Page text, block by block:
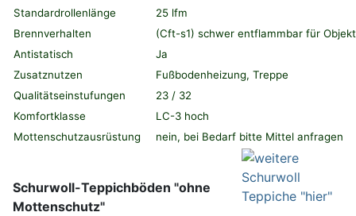
Standardrollenlänge
25 lfm
Brennverhalten
(Cft-s1) schwer entflammbar für
Antistatisch
Ja
Zusatznutzen
Fußbodenheizung, Treppe
Qualitätseinstufungen
23 / 32
Komfortklasse
LC-3 hoch
Mottenschutzausrüstung
nein, bei Bedarf bitte Mittel anfragen
Schurwoll-Teppichböden "ohne
Mottenschutz"